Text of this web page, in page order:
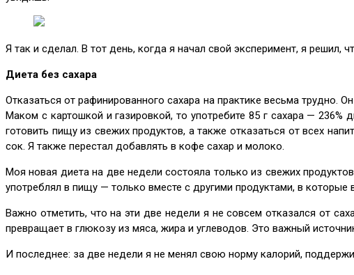
Я так и сделал. В тот день, когда я начал свой эксперимент, я решил,
Диета без сахара
Отказаться от рафинированного сахара на практике весьма трудно.
Маком с картошкой и газировкой, то употребите 85 г сахара —
готовить пищу из свежих продуктов, а также отказаться от всех
сок. Я также перестал добавлять в кофе сахар и молоко.
Моя новая диета на две недели состояла только из свежих
употреблял в пищу — только вместе с другими продуктами, в которые
Важно отметить, что на эти две недели я не совсем отказался от
превращает в глюкозу из мяса, жира и углеводов. Это важный
И последнее: за две недели я не менял свою норму калорий,